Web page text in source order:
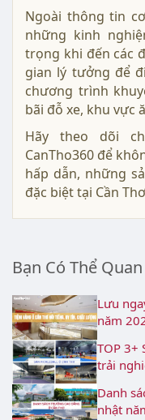
Ngoài thông tin
những kinh
trọng khi đến các
gian lý tưởng để
chương trình
bãi đỗ xe, khu vực
Hãy theo dõi
CanTho360 để
hấp dẫn, những
đặc biệt tại Cần
Bạn Có Thể
Lưu
năm
TOP 3+
trải
Danh
nhật